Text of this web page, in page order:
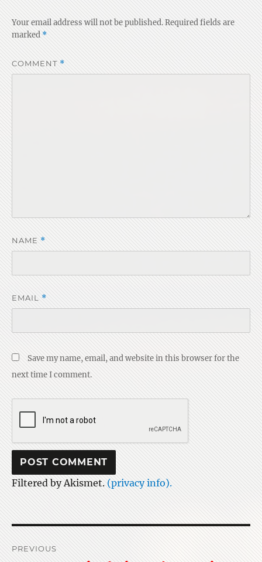
Your email address will not be published.Required fields are
marked *
COMMENT *
NAME *
EMAIL *
Save my name, email, and website in this browser for the
next time I comment.
Filtered by Akismet. (privacy info).
Post
PREVIOUS